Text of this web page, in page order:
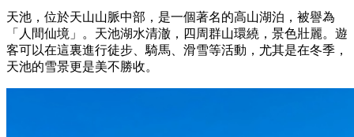
天池，位於天山山脈中部，是一個著名的高山湖泊，被譽為
「人間仙境」。天池湖水清澈，四周群山環繞，景色壯麗。遊
客可以在這裏進行徒步、騎馬、滑雪等活動，尤其是在冬季，
天池的雪景更是美不勝收。